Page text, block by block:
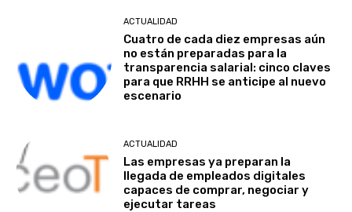
ACTUALIDAD
Cuatro de cada diez empresas aún
no están preparadas para la
transparencia salarial: cinco claves
para que RRHH se anticipe al nuevo
escenario
ACTUALIDAD
Las empresas ya preparan la
llegada de empleados digitales
capaces de comprar, negociar y
ejecutar tareas